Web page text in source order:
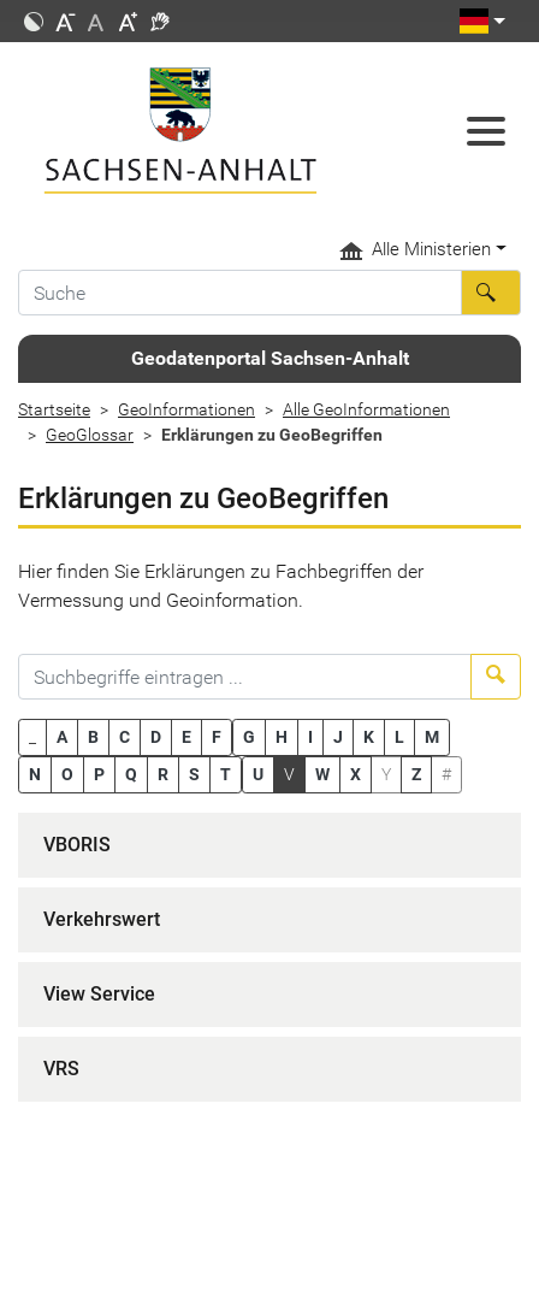
Alle Ministerien
Geodatenportal Sachsen-Anhalt
Startseite GeoInformationen
Alle GeoInformationen
GeoGlossar
Erklärungen zu GeoBegriffen
Erklärungen zu GeoBegriffen
Hier finden Sie Erklärungen zu Fachbegriffen der
Vermessung und Geoinformation.
A B C D E F G H I J K L
M
N
O P Q R S T U V W X Y Z #
VBORIS
Verkehrswert
View Service
VRS